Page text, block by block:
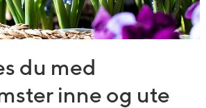
du med
inne og ute